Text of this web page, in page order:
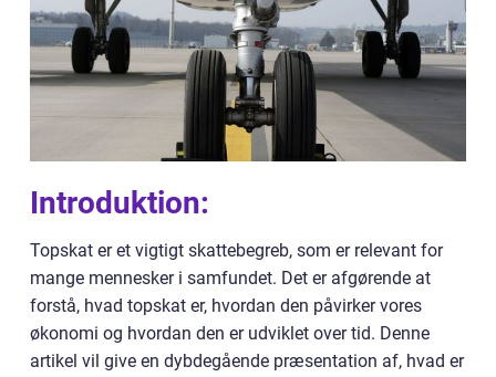
Introduktion:
Topskat er et vigtigt skattebegreb, som er relevant for
mange mennesker i samfundet. Det er afgørende at
forstå, hvad topskat er, hvordan den påvirker vores
økonomi og hvordan den er udviklet over tid. Denne
artikel vil give en dybdegående præsentation af, hvad er